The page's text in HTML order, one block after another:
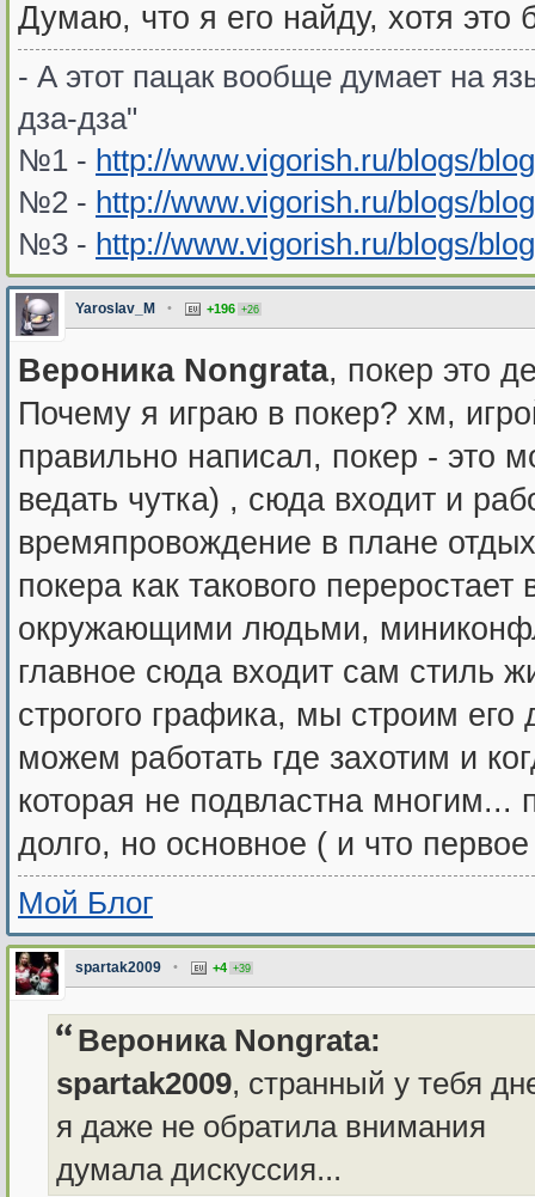
Думаю, что я его найду, хотя это
- А этот пацак вообще думает на
дза-дза"
№1 - http://www.vigorish.ru/blogs/
№2 - http://www.vigorish.ru/blogs/
№3 - http://www.vigorish.ru/blogs/
Yaroslav_M • +196 +26
Вероника Nongrata, покер это
Почему я играю в покер? хм,
правильно написал, покер - это
ведать чутка) , сюда входит и
времяпровождение в плане
покера как такового
окружающими людьми,
главное сюда входит сам стиль
строгого графика, мы строим
можем работать где захотим и
которая не подвластна
долго, но основное ( и что
Мой Блог
spartak2009 • +4 +39
Вероника Nongrata:
spartak2009, странный у тебя
я даже не обратила внимания
думала дискуссия...